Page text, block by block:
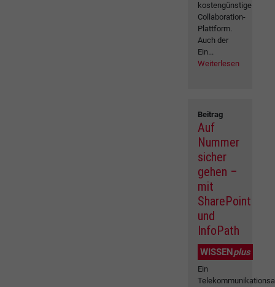
kostengünstige
Collaboration-
Plattform.
Auch der
Ein...
Weiterlesen
Beitrag
Auf
Nummer
sicher
gehen –
mit
SharePoint
und
InfoPath
WISSENplus
Ein